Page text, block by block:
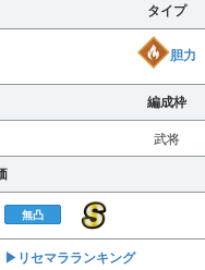
タイプ
胆力
編成枠
武将
無凸
▶︎リセマラランキング